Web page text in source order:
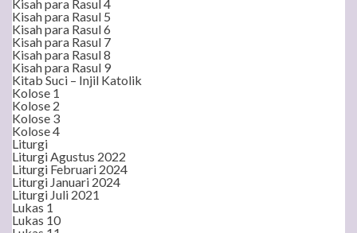
Kisah para Rasul 4
Kisah para Rasul 5
Kisah para Rasul 6
Kisah para Rasul 7
Kisah para Rasul 8
Kisah para Rasul 9
Kitab Suci – Injil Katolik
Kolose 1
Kolose 2
Kolose 3
Kolose 4
Liturgi
Liturgi Agustus 2022
Liturgi Februari 2024
Liturgi Januari 2024
Liturgi Juli 2021
Lukas 1
Lukas 10